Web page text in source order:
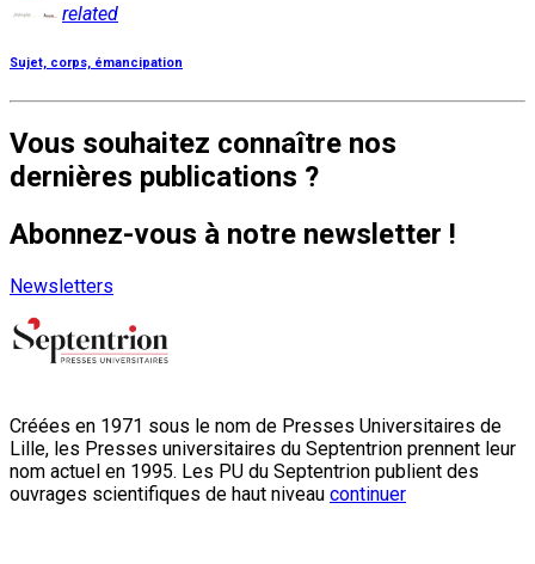
related
Sujet, corps, émancipation
Vous souhaitez connaître nos
dernières publications ?
Abonnez-vous à notre newsletter !
Newsletters
Créées en 1971 sous le nom de Presses Universitaires de
Lille, les Presses universitaires du Septentrion prennent leur
nom actuel en 1995. Les PU du Septentrion publient des
ouvrages scientifiques de haut niveau continuer